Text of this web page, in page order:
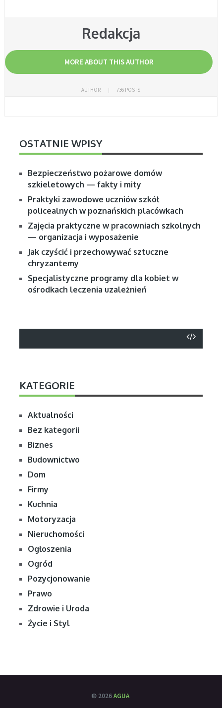
Redakcja
MORE ABOUT THIS AUTHOR
AUTHOR 736 POSTS
OSTATNIE WPISY
Bezpieczeństwo pożarowe domów
szkieletowych — fakty i mity
Praktyki zawodowe uczniów szkół
policealnych w poznańskich placówkach
Zajęcia praktyczne w pracowniach szkolnych
— organizacja i wyposażenie
Jak czyścić i przechowywać sztuczne
chryzantemy
Specjalistyczne programy dla kobiet w
ośrodkach leczenia uzależnień
KATEGORIE
Aktualności
Bez kategorii
Biznes
Budownictwo
Dom
Firmy
Kuchnia
Motoryzacja
Nieruchomości
Ogłoszenia
Ogród
Pozycjonowanie
Prawo
Zdrowie i Uroda
Życie i Styl
© 2026AGUA